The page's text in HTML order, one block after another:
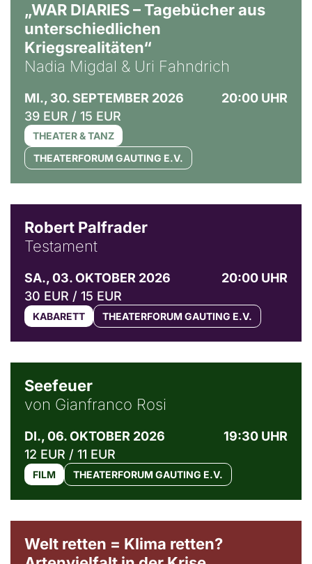
„WAR DIARIES – Tagebücher aus
unterschiedlichen
Kriegsrealitäten“
Nadia Migdal & Uri Fahndrich
MI., 30. SEPTEMBER 2026
20:00 UHR
39 EUR / 15 EUR
THEATER & TANZ
THEATERFORUM GAUTING E.V.
Robert Palfrader
Testament
SA., 03. OKTOBER 2026
20:00 UHR
30 EUR / 15 EUR
KABARETT THEATERFORUM GAUTING E.V.
Seefeuer
von Gianfranco Rosi
DI., 06. OKTOBER 2026
19:30 UHR
12 EUR / 11 EUR
FILM THEATERFORUM GAUTING E.V.
Welt retten = Klima retten?